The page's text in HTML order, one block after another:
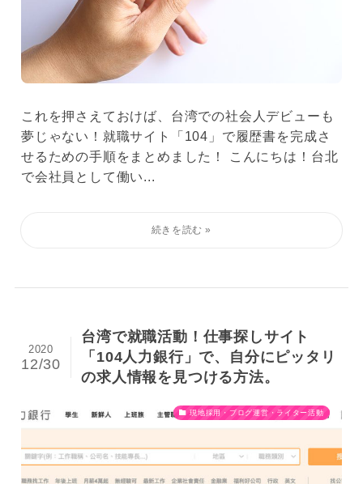
これを押さえておけば、台湾での社会人デビューも
夢じゃない！就職サイト「104」で履歴書を完成さ
せるための手順をまとめました！ こんにちは！台北
で会社員として働い...
台湾で就職活動！仕事探しサイト
「104人力銀行」で、自分にピッタリ
の求人情報を見つける方法。
2020
12/30
現地採用・ブログ運営・ライター活動